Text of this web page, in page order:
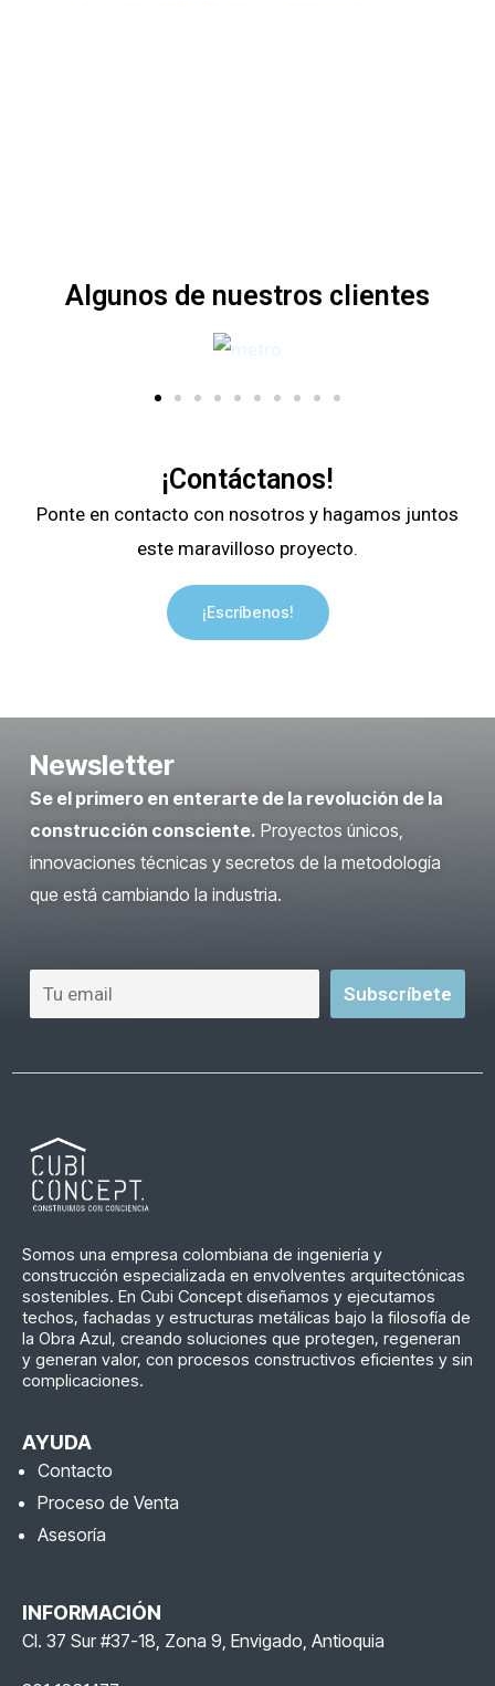
Algunos de nuestros clientes
¡Contáctanos!
Ponte en contacto con nosotros y hagamos juntos
este maravilloso proyecto.
¡Escríbenos!
Newsletter
Se el primero en enterarte de la revolución de la
construcción consciente. Proyectos únicos,
innovaciones técnicas y secretos de la metodología
que está cambiando la industria.
Somos una empresa colombiana de ingeniería y
construcción especializada en envolventes arquitectónicas
sostenibles. En Cubi Concept diseñamos y ejecutamos
techos, fachadas y estructuras metálicas bajo la filosofía de
la Obra Azul, creando soluciones que protegen, regeneran
y generan valor, con procesos constructivos eficientes y sin
complicaciones.
AYUDA
Contacto
Proceso de Venta
Asesoría
INFORMACIÓN
Cl. 37 Sur #37-18, Zona 9, Envigado, Antioquia